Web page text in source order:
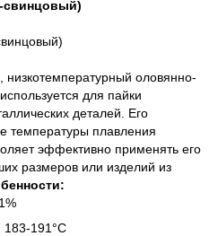
свинцовый)
оловянно-
для пайки
деталей. Его
температуры плавления
эффективно применять его
размеров или изделий из
183-191°C